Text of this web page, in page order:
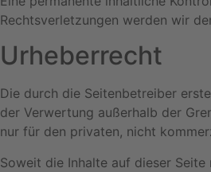
Rechtsverletzungen werden wir
Urheberrecht
Die durch die Seitenbetreiber
der Verwertung außerhalb der
nur für den privaten, nicht
Soweit die Inhalte auf dieser